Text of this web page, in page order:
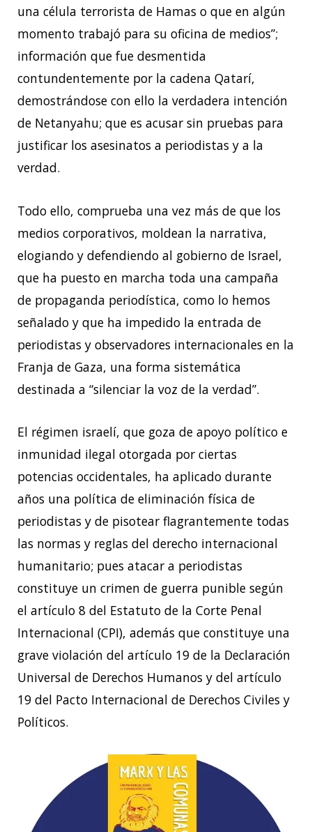
una célula terrorista de Hamas o que en algún
momento trabajó para su oficina de medios”;
información que fue desmentida
contundentemente por la cadena Qatarí,
demostrándose con ello la verdadera intención
de Netanyahu; que es acusar sin pruebas para
justificar los asesinatos a periodistas y a la
verdad.
Todo ello, comprueba una vez más de que los
medios corporativos, moldean la narrativa,
elogiando y defendiendo al gobierno de Israel,
que ha puesto en marcha toda una campaña
de propaganda periodística, como lo hemos
señalado y que ha impedido la entrada de
periodistas y observadores internacionales en la
Franja de Gaza, una forma sistemática
destinada a “silenciar la voz de la verdad”.
El régimen israelí, que goza de apoyo político e
inmunidad ilegal otorgada por ciertas
potencias occidentales, ha aplicado durante
años una política de eliminación física de
periodistas y de pisotear flagrantemente todas
las normas y reglas del derecho internacional
humanitario; pues atacar a periodistas
constituye un crimen de guerra punible según
el artículo 8 del Estatuto de la Corte Penal
Internacional (CPI), además que constituye una
grave violación del artículo 19 de la Declaración
Universal de Derechos Humanos y del artículo
19 del Pacto Internacional de Derechos Civiles y
Políticos.